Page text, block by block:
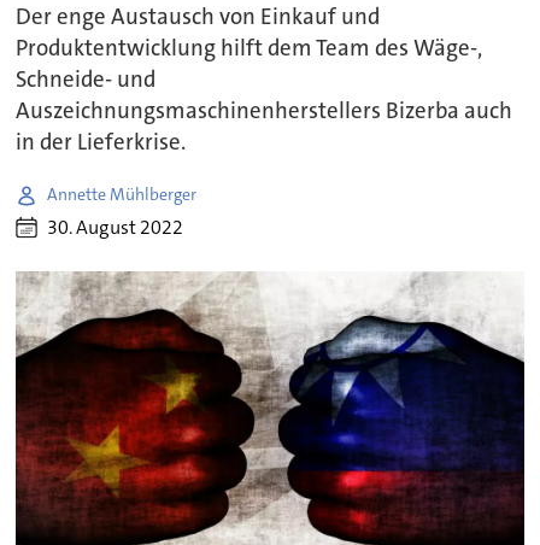
Der enge Austausch von Einkauf und
Produktentwicklung hilft dem Team des Wäge-,
Schneide- und
Auszeichnungsmaschinenherstellers Bizerba auch
in der Lieferkrise.
Annette Mühlberger
30. August 2022